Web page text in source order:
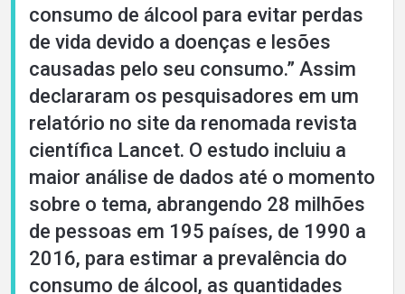
consumo de álcool para evitar perdas
de vida devido a doenças e lesões
causadas pelo seu consumo.” Assim
declararam os pesquisadores em um
relatório no site da renomada revista
científica Lancet. O estudo incluiu a
maior análise de dados até o momento
sobre o tema, abrangendo 28 milhões
de pessoas em 195 países, de 1990 a
2016, para estimar a prevalência do
consumo de álcool, as quantidades